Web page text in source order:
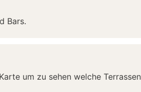
Bars.
um zu sehen welche Terrassen